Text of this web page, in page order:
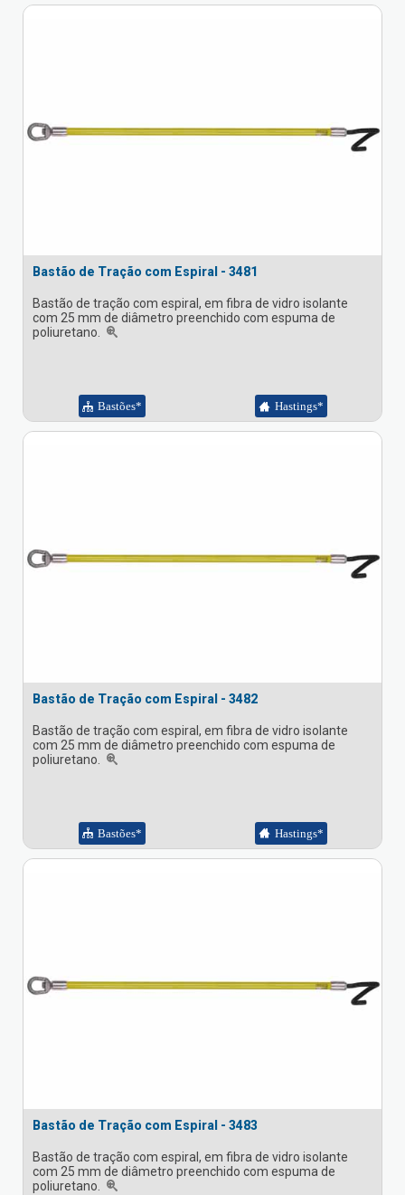
Bastão de Tração com Espiral - 3481
Bastão de tração com espiral, em fibra de vidro isolante
com 25 mm de diâmetro preenchido com espuma de
poliuretano.
Bastões* Hastings*
Bastão de Tração com Espiral - 3482
Bastão de tração com espiral, em fibra de vidro isolante
com 25 mm de diâmetro preenchido com espuma de
poliuretano.
Bastões* Hastings*
Bastão de Tração com Espiral - 3483
Bastão de tração com espiral, em fibra de vidro isolante
com 25 mm de diâmetro preenchido com espuma de
poliuretano.